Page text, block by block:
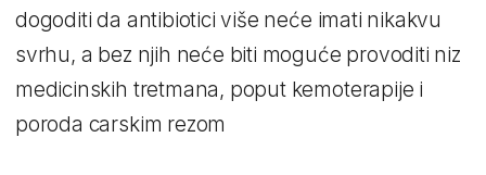
dogoditi da antibiotici više neće imati nikakvu
svrhu, a bez njih neće biti moguće provoditi niz
medicinskih tretmana, poput kemoterapije i
poroda carskim rezom